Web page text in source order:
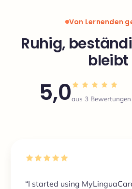
Von Lernenden
Ruhig,
bleibt
5,0aus 3
“I started using